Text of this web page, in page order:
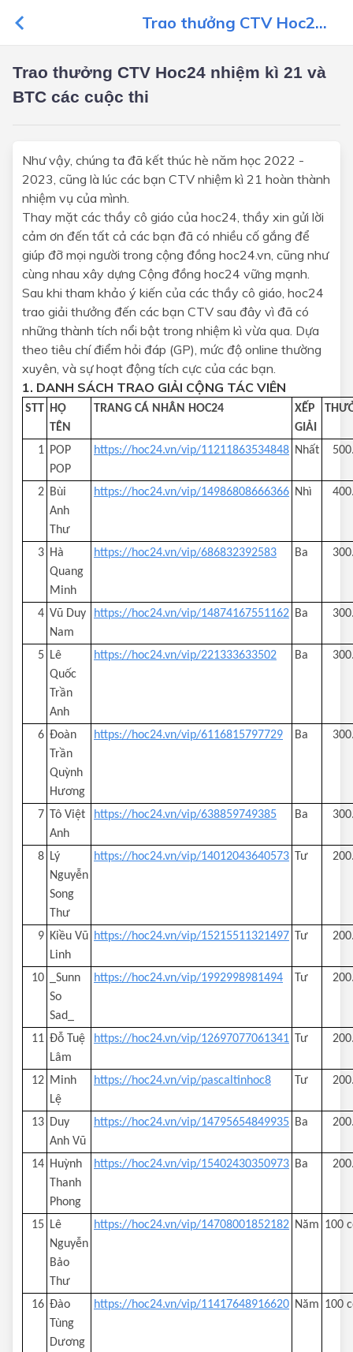
Trao thưởng CTV Hoc2...
Trao thưởng CTV Hoc24 nhiệm kì 21 và
BTC các cuộc thi
Như vậy, chúng ta đã kết thúc hè năm học 2022 -
2023, cũng là lúc các bạn CTV nhiệm kì 21 hoàn thành
nhiệm vụ của mình.
Thay mặt các thầy cô giáo của hoc24, thầy xin gửi lời
cảm ơn đến tất cả các bạn đã có nhiều cố gắng để
giúp đỡ mọi người trong cộng đồng hoc24.vn, cũng như
cùng nhau xây dựng Cộng đồng hoc24 vững mạnh.
Sau khi tham khảo ý kiến của các thầy cô giáo, hoc24
trao giải thưởng đến các bạn CTV sau đây vì đã có
những thành tích nổi bật trong nhiệm kì vừa qua. Dựa
theo tiêu chí điểm hỏi đáp (GP), mức độ online thường
xuyên, và sự hoạt động tích cực của các bạn.
1. DANH SÁCH TRAO GIẢI CỘNG TÁC VIÊN
STT
HỌ
TÊN
TRANG CÁ NHÂN HOC24
XẾP
GIẢI
1 POP
POP
https://hoc24.vn/vip/11211863534848 Nhất
2 Bùi
Anh
Thư
https://hoc24.vn/vip/14986808666366 Nhì
3 Hà
Quang
Minh
https://hoc24.vn/vip/686832392583 Ba
4 Vũ Duy
Nam
https://hoc24.vn/vip/14874167551162 Ba
5 Lê
Quốc
Trần
Anh
https://hoc24.vn/vip/221333633502 Ba
6 Đoàn
Trần
Quỳnh
Hương
https://hoc24.vn/vip/6116815797729 Ba
7
Tô Việt
Anh
https://hoc24.vn/vip/638859749385 Ba
8 Lý
Nguyễn
Song
Thư
https://hoc24.vn/vip/14012043640573 Tư
9 Kiều Vũ
Linh
https://hoc24.vn/vip/15215511321497 Tư
10
_Sunn
So
Sad_
https://hoc24.vn/vip/1992998981494 Tư
11 Đỗ Tuệ
Lâm
https://hoc24.vn/vip/12697077061341 Tư
12 Minh
Lệ
https://hoc24.vn/vip/pascaltinhoc8 Tư
13 Duy
Anh Vũ
https://hoc24.vn/vip/14795654849935 Ba
14 Huỳnh
Thanh
Phong
https://hoc24.vn/vip/15402430350973 Ba
15 Lê
Nguyễn
Bảo
Thư
https://hoc24.vn/vip/14708001852182 Năm 100
16 Đào
Tùng
Dương
https://hoc24.vn/vip/11417648916620 Năm 100